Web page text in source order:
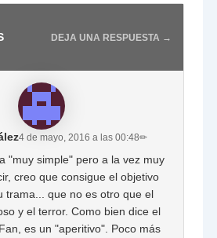
DEJA UNA RESPUESTA →
4 de mayo, 2016 a las 00:48✏
"muy simple" pero a la vez muy
creo que consigue el objetivo
trama... que no es otro que el
y el terror. Como bien dice el
es un "aperitivo". Poco más